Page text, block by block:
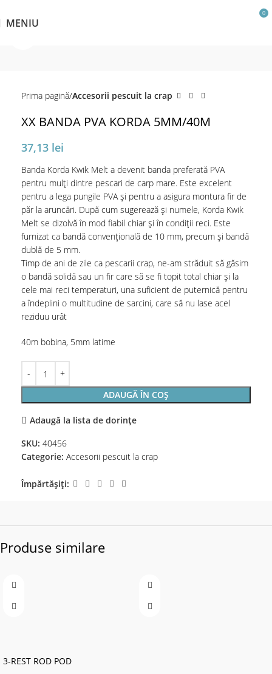
MENIU
0
Prima pagină Accesorii pescuit la crap
XX BANDA PVA KORDA 5MM/40M
37,13 lei
Banda Korda Kwik Melt a devenit banda preferată PVA
pentru mulți dintre pescari de carp mare. Este excelent
pentru a lega pungile PVA și pentru a asigura montura fir de
păr la aruncări. După cum sugerează și numele, Korda Kwik
Melt se dizolvă în mod fiabil chiar și în condiții reci. Este
furnizat ca bandă convențională de 10 mm, precum și bandă
dublă de 5 mm.
Timp de ani de zile ca pescarii crap, ne-am străduit să găsim
o bandă solidă sau un fir care să se fi topit total chiar și la
cele mai reci temperaturi, una suficient de puternică pentru
a îndeplini o multitudine de sarcini, care să nu lase acel
reziduu urât
40m bobina, 5mm latime
ADAUGĂ ÎN COȘ
Adaugă la lista de dorințe
SKU: 40456
Categorie: Accesorii pescuit la crap
Împărtășiți:
Produse similare
3-REST ROD POD